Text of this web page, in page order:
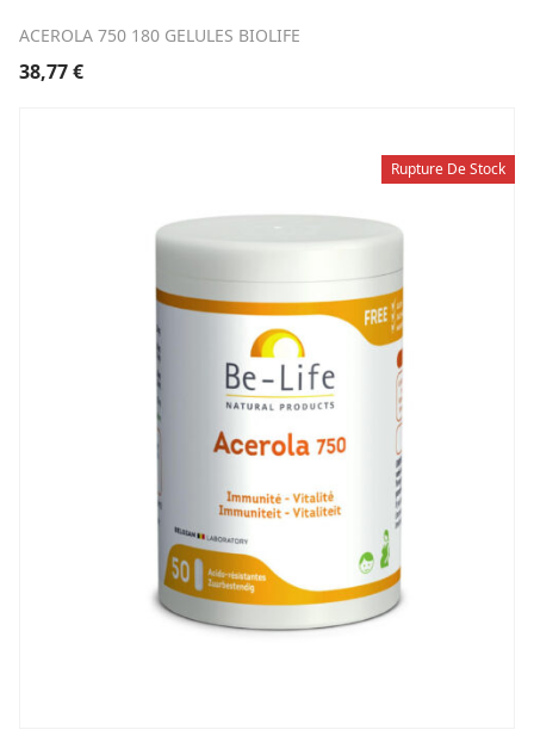
ACEROLA 750 180 GELULES BIOLIFE
38,77€
Rupture De Stock